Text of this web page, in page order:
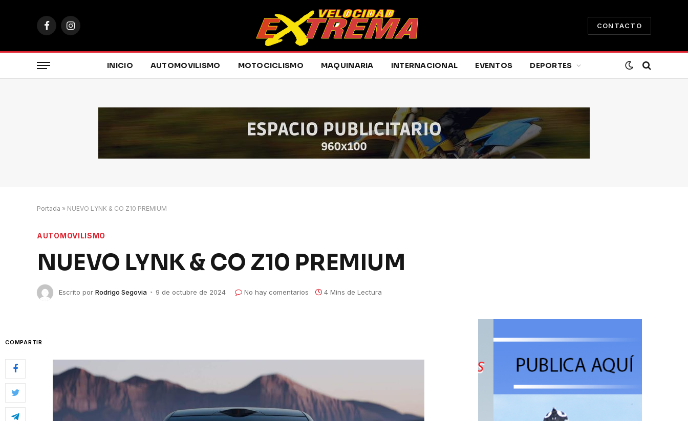
FacebookInstagram
CONTACTO
INICIO AUTOMOVILISMO MOTOCICLISMO MAQUINARIA INTERNACIONAL EVENTOS DEPORTES
Portada » NUEVO LYNK & CO Z10 PREMIUM
AUTOMOVILISMO
NUEVO LYNK & CO Z10 PREMIUM
Escrito por Rodrigo Segovia 9 de octubre de 2024 No hay comentarios 4 Mins de Lectura
COMPARTIR